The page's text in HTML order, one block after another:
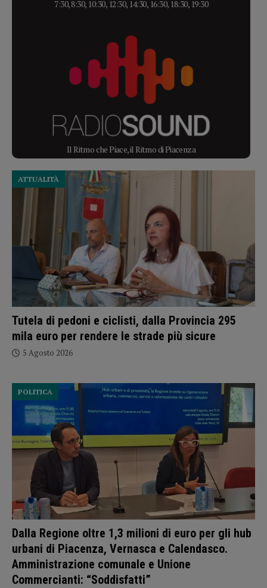
7:30, 8:30, 10:30, 12:30, 14:30, 16:30, 18:30, 19:30
Il Ritmo che Piace, il Ritmo di Piacenza
Tutela di pedoni e ciclisti, dalla Provincia 295
mila euro per rendere le strade più sicure
ATTUALITÀ
5 Agosto 2026
Dalla Regione oltre 1,3 milioni di euro per gli hub
urbani di Piacenza, Vernasca e Calendasco.
Amministrazione comunale e Unione
Commercianti: “Soddisfatti”
POLITICA